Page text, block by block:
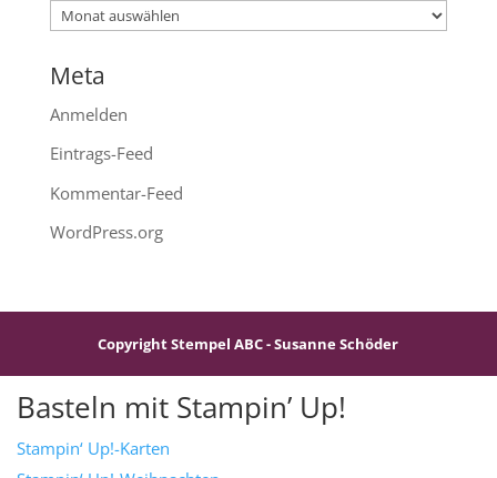
Archiv
Meta
Anmelden
Eintrags-Feed
Kommentar-Feed
WordPress.org
Copyright Stempel ABC - Susanne Schöder
Basteln mit Stampin’ Up!
Stampin‘ Up!-Karten